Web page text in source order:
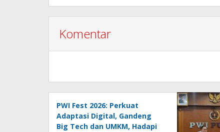
Komentar
PWI Fest 2026: Perkuat
Adaptasi Digital, Gandeng
Big Tech dan UMKM, Hadapi